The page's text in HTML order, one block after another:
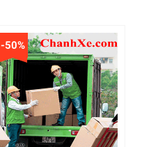
-50%